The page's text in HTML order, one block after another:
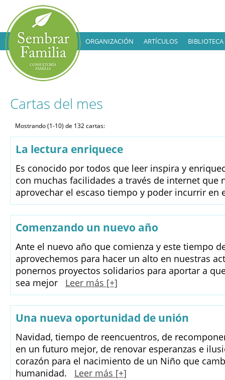
ORGANIZACIÓN ARTÍCULOS
Cartas del mes
Mostrando (1-10) de 132 cartas:
La lectura enriquece
Es conocido por todos que leer inspira y
con muchas facilidades a través de internet que
aprovechar el escaso tiempo y poder incurrir en
Comenzando un nuevo año
Ante el nuevo año que comienza y este tiempo
aprovechemos para hacer un alto en nuestras
ponernos proyectos solidarios para aportar a
sea mejor
Leer más [+]
Una nueva oportunidad de unión
Navidad, tiempo de reencuentros, de
en un futuro mejor, de renovar esperanzas e
corazón para el nacimiento de un Niño que
humanidad.
Leer más [+]